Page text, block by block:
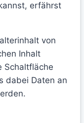
erfährst
von
Inhalt
Schaltfläche
dabei Daten an